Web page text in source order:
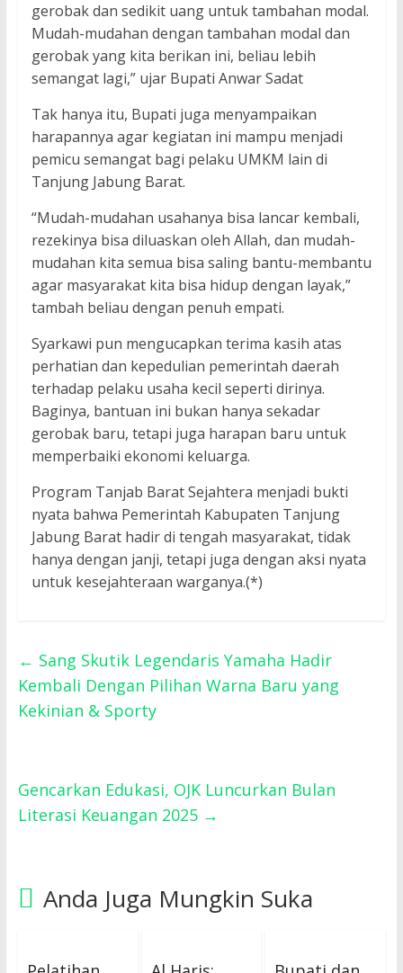
gerobak dan sedikit uang untuk tambahan modal.
Mudah-mudahan dengan tambahan modal dan
gerobak yang kita berikan ini, beliau lebih
semangat lagi,” ujar Bupati Anwar Sadat
Tak hanya itu, Bupati juga menyampaikan
harapannya agar kegiatan ini mampu menjadi
pemicu semangat bagi pelaku UMKM lain di
Tanjung Jabung Barat.
“Mudah-mudahan usahanya bisa lancar kembali,
rezekinya bisa diluaskan oleh Allah, dan mudah-
mudahan kita semua bisa saling bantu-membantu
agar masyarakat kita bisa hidup dengan layak,”
tambah beliau dengan penuh empati.
Syarkawi pun mengucapkan terima kasih atas
perhatian dan kepedulian pemerintah daerah
terhadap pelaku usaha kecil seperti dirinya.
Baginya, bantuan ini bukan hanya sekadar
gerobak baru, tetapi juga harapan baru untuk
memperbaiki ekonomi keluarga.
Program Tanjab Barat Sejahtera menjadi bukti
nyata bahwa Pemerintah Kabupaten Tanjung
Jabung Barat hadir di tengah masyarakat, tidak
hanya dengan janji, tetapi juga dengan aksi nyata
untuk kesejahteraan warganya.(*)
← Sang Skutik Legendaris Yamaha Hadir
Kembali Dengan Pilihan Warna Baru yang
Kekinian & Sporty
Gencarkan Edukasi, OJK Luncurkan Bulan
Literasi Keuangan 2025 →
Anda Juga Mungkin Suka